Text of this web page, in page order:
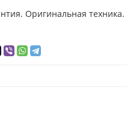
Оригинальная техника.